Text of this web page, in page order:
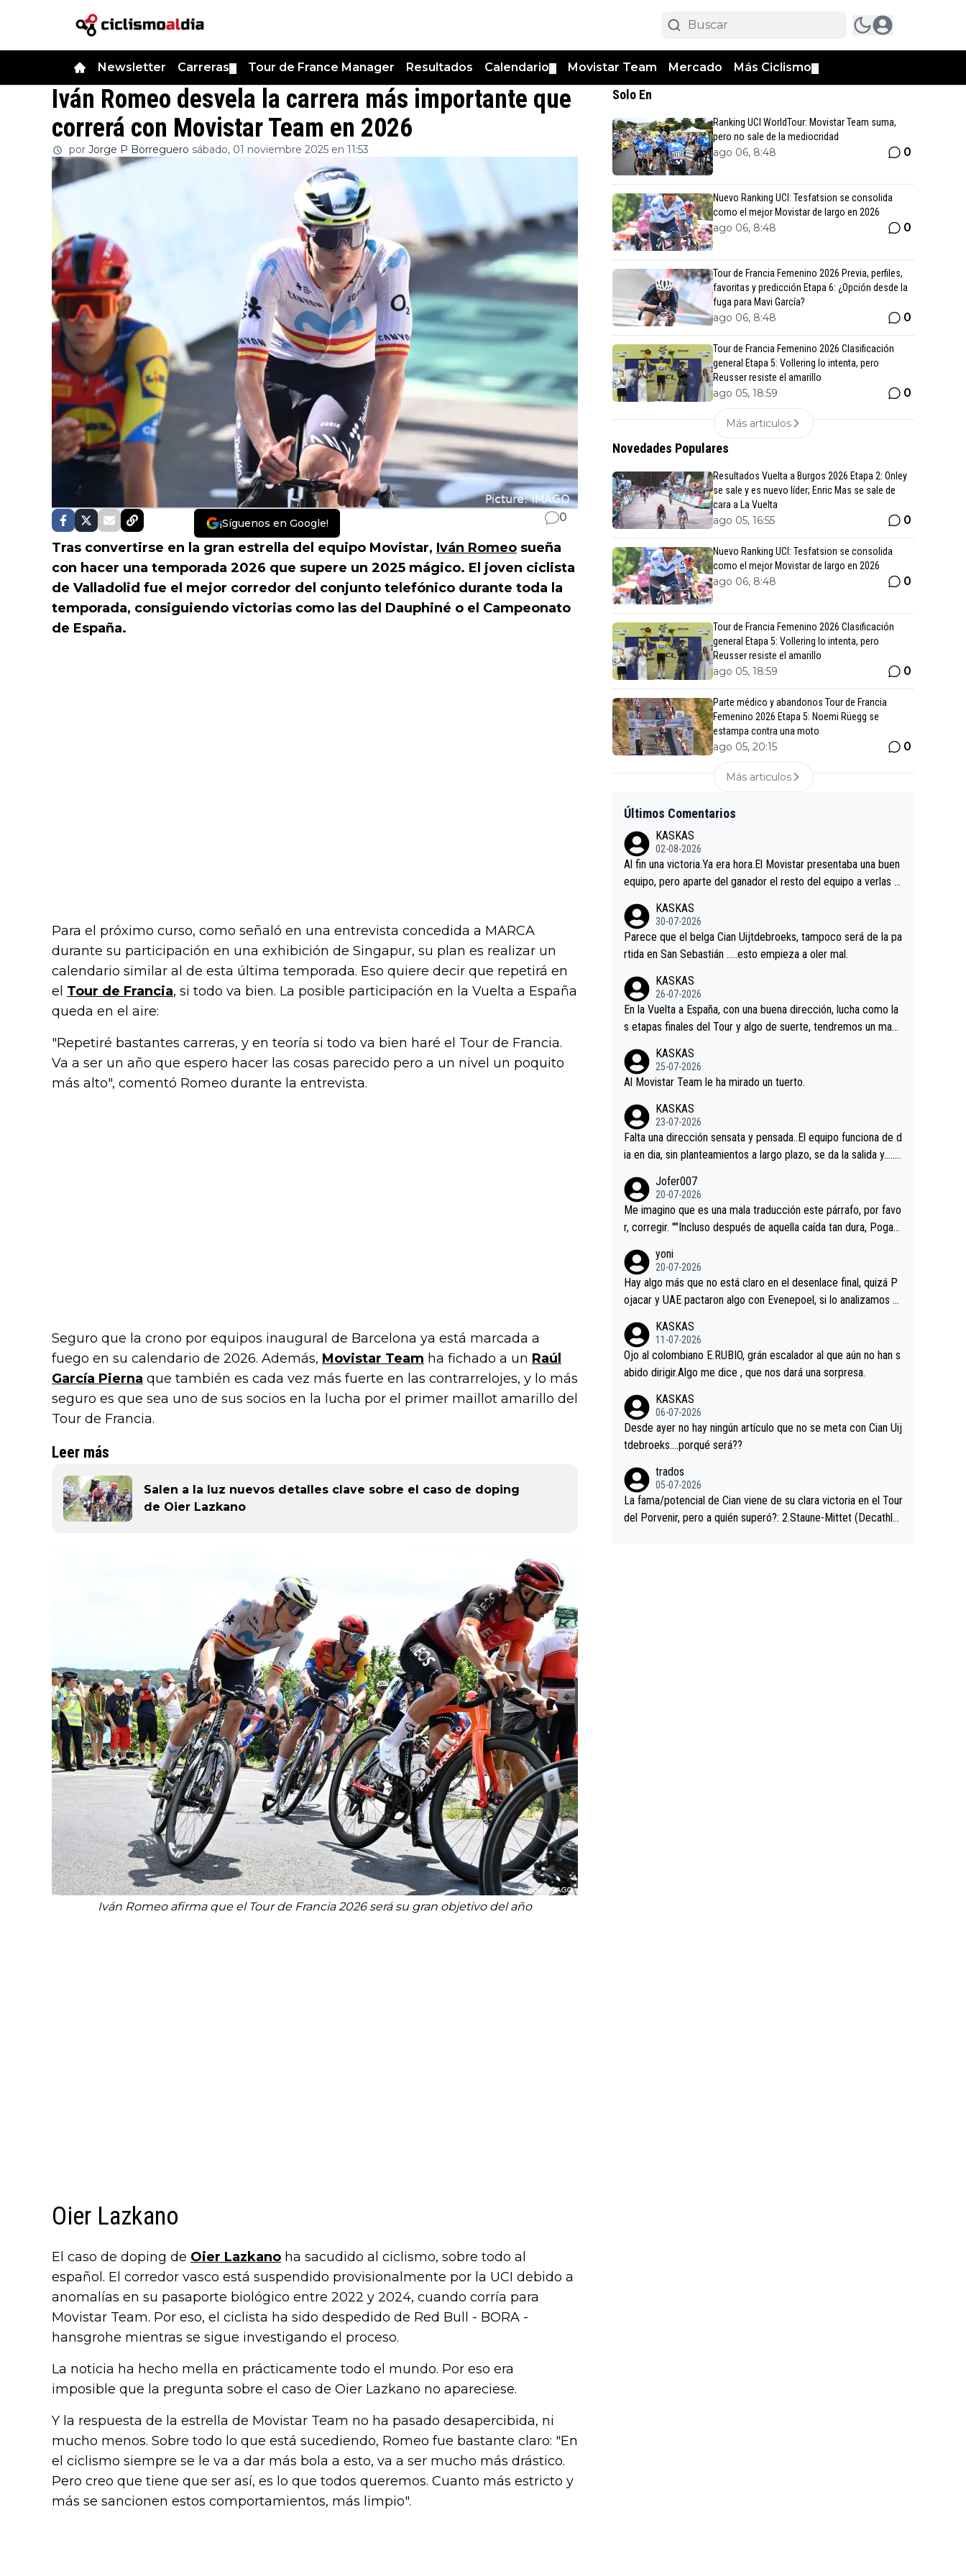
Newsletter Carreras Tour de France Manager Resultados Calendario Movistar Team Mercado Más Ciclismo
Iván Romeo desvela la carrera más importante que
correrá con Movistar Team en 2026
por Jorge P Borreguero sábado, 01 noviembre 2025 en 11:53
¡Síguenos en Google! 0
Tras convertirse en la gran estrella del equipo Movistar, Iván Romeo sueña
con hacer una temporada 2026 que supere un 2025 mágico. El joven ciclista
de Valladolid fue el mejor corredor del conjunto telefónico durante toda la
temporada, consiguiendo victorias como las del Dauphiné o el Campeonato
de España.
Para el próximo curso, como señaló en una entrevista concedida a MARCA
durante su participación en una exhibición de Singapur, su plan es realizar un
calendario similar al de esta última temporada. Eso quiere decir que repetirá en
el Tour de Francia, si todo va bien. La posible participación en la Vuelta a España
queda en el aire:
"Repetiré bastantes carreras, y en teoría si todo va bien haré el Tour de Francia.
Va a ser un año que espero hacer las cosas parecido pero a un nivel un poquito
más alto", comentó Romeo durante la entrevista.
Seguro que la crono por equipos inaugural de Barcelona ya está marcada a
fuego en su calendario de 2026. Además, Movistar Team ha fichado a un Raúl
García Pierna que también es cada vez más fuerte en las contrarrelojes, y lo más
seguro es que sea uno de sus socios en la lucha por el primer maillot amarillo del
Tour de Francia.
Leer más
Salen a la luz nuevos detalles clave sobre el caso de doping
de Oier Lazkano
Iván Romeo afirma que el Tour de Francia 2026 será su gran objetivo del año
Oier Lazkano
El caso de doping de Oier Lazkano ha sacudido al ciclismo, sobre todo al
español. El corredor vasco está suspendido provisionalmente por la UCI debido a
anomalías en su pasaporte biológico entre 2022 y 2024, cuando corría para
Movistar Team. Por eso, el ciclista ha sido despedido de Red Bull - BORA -
hansgrohe mientras se sigue investigando el proceso.
La noticia ha hecho mella en prácticamente todo el mundo. Por eso era
imposible que la pregunta sobre el caso de Oier Lazkano no apareciese.
Y la respuesta de la estrella de Movistar Team no ha pasado desapercibida, ni
mucho menos. Sobre todo lo que está sucediendo, Romeo fue bastante claro: "En
el ciclismo siempre se le va a dar más bola a esto, va a ser mucho más drástico.
Pero creo que tiene que ser así, es lo que todos queremos. Cuanto más estricto y
más se sancionen estos comportamientos, más limpio".
Solo En
Ranking UCI WorldTour: Movistar Team suma,
pero no sale de la mediocridad
ago 06, 8:48 0
Nuevo Ranking UCI: Tesfatsion se consolida
como el mejor Movistar de largo en 2026
ago 06, 8:48 0
Tour de Francia Femenino 2026 Previa, perfiles,
favoritas y predicción Etapa 6: ¿Opción desde la
fuga para Mavi García?
ago 06, 8:48 0
Tour de Francia Femenino 2026 Clasificación
general Etapa 5: Vollering lo intenta, pero
Reusser resiste el amarillo
ago 05, 18:59 0
Más articulos
Novedades Populares
Resultados Vuelta a Burgos 2026 Etapa 2: Onley
se sale y es nuevo líder; Enric Mas se sale de
cara a La Vuelta
ago 05, 16:55 0
Nuevo Ranking UCI: Tesfatsion se consolida
como el mejor Movistar de largo en 2026
ago 06, 8:48 0
Tour de Francia Femenino 2026 Clasificación
general Etapa 5: Vollering lo intenta, pero
Reusser resiste el amarillo
ago 05, 18:59 0
Parte médico y abandonos Tour de Francia
Femenino 2026 Etapa 5: Noemi Rüegg se
estampa contra una moto
ago 05, 20:15 0
Más articulos
Últimos Comentarios
KASKAS
02-08-2026
Al fin una victoria.Ya era hora.El Movistar presentaba una buen
equipo, pero aparte del ganador el resto del equipo a verlas v
es.La única buena noticia es la mejoría de Enric Más en San S
ebastian.Si en la Vuelta a Burgos sigue la mejoría, podríamos t
ener alguna sorpresa en la Vuelta.Ojalá.
KASKAS
30-07-2026
Parece que el belga Cian Uijtdebroeks, tampoco será de la pa
rtida en San Sebastián …..esto empieza a oler mal.
KASKAS
26-07-2026
En la Vuelta a España, con una buena dirección, lucha como la
s etapas finales del Tour y algo de suerte, tendremos un magn
KASKAS
25-07-2026
Al Movistar Team le ha mirado un tuerto.
KASKAS
23-07-2026
Falta una dirección sensata y pensada..El equipo funciona de d
ia en dia, sin planteamientos a largo plazo, se da la salida y…..v
a, Minguez, Velez etc etc.Me da pena vivir estos momentos t
an tristes sin victorias.
Jofer007
20-07-2026
Me imagino que es una mala traducción este párrafo, por favo
r, corregir. ""Incluso después de aquella caída tan dura, Pogac
rd permaneció pegado a su rueda. Parecía increíble la forma
en la que era capaz de controlar el miedo", recordó."
yoni
20-07-2026
Hay algo más que no está claro en el desenlace final, quizá P
ojacar y UAE pactaron algo con Evenepoel, si lo analizamos P
casi sin pedalear, luego está el saludo con Evenepoel dándose
la mano de una manera muy fraternal, más allá de los típicos t
oques en el hombro con que saludaba a Vingegard. Ahí hubo u
o aprieta, a ver si por querer poner a Del Toro con calzador e
n posición de podio UAE y Pojacar se van complicar el tour.
KASKAS
11-07-2026
Ojo al colombiano E.RUBIO, grán escalador al que aún no han s
abido dirigir.Algo me dice , que nos dará una sorpresa.
KASKAS
06-07-2026
Desde ayer no hay ningún artículo que no se meta con Cian Uij
tdebroeks….porqué será??
trados
05-07-2026
La fama/potencial de Cian viene de su clara victoria en el Tour
del Porvenir, pero a quién superó?: 2.Staune-Mittet (Decathlo